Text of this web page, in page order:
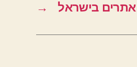
→ אתרים בישראל